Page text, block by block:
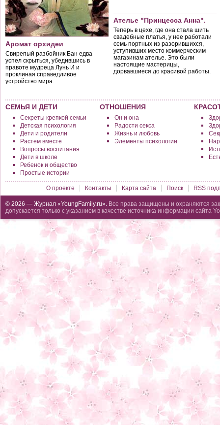
Аромат орхидеи
Свирепый разбойник Бан едва
успел скрыться, убедившись в
правоте мудреца Лунь И и
проклиная справедливое
устройство мира.
Ателье "Принцесса Анна".
Теперь в цехе, где она стала шить
свадебные платья, у нее работали
семь портных из разорившихся,
уступивших место коммерческим
магазинам ателье. Это были
настоящие мастерицы,
дорвавшиеся до красивой работы.
СЕМЬЯ И ДЕТИ
Секреты крепкой семьи
Детская психология
Дети и родители
Растем вместе
Вопросы воспитания
Дети в школе
Ребенок и общество
Простые истории
ОТНОШЕНИЯ
Он и она
Радости секса
Жизнь и любовь
Элементы психологии
О проекте Контакты Карта сайта Поиск RSS
© 2026 — Журнал «YoungFamily.ru». Все права защищены и охраняются
допускается только с указанием в качестве источника информации сайта